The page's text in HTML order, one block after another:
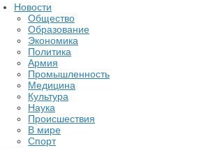
Новости
Общество
Образование
Экономика
Политика
Армия
Промышленность
Медицина
Культура
Наука
Происшествия
В мире
Спорт